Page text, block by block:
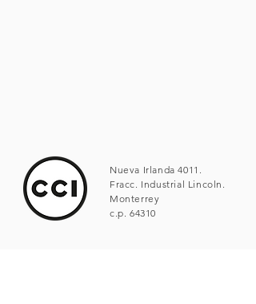
Nueva Irlanda 4011.
Fracc. Industrial Lincoln.
Monterrey
c.p. 64310